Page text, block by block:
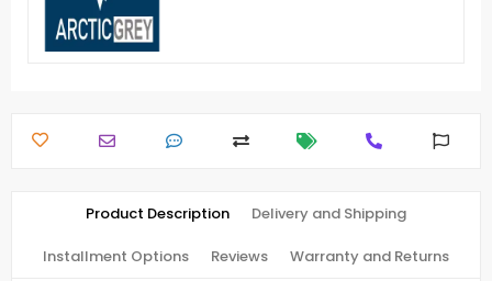
Product Description Delivery and Shipping
Installment Options Reviews Warranty and Returns